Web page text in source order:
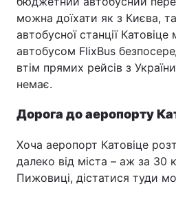
можна доїхати як з Києва,
автобусної станції
автобусом FlixBus
втім прямих рейсів з
немає.
Дорога до аеропорту
Хоча аеропорт Катовіце
далеко від міста – аж за 30
Пижовиці, дістатися туди